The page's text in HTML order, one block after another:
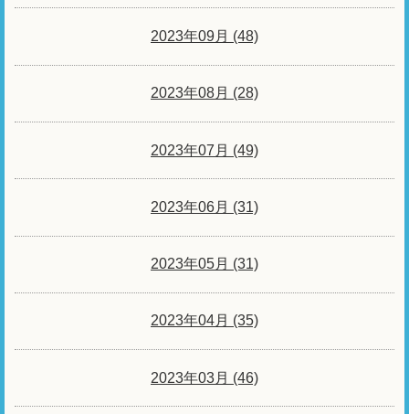
2023年09月 (48)
2023年08月 (28)
2023年07月 (49)
2023年06月 (31)
2023年05月 (31)
2023年04月 (35)
2023年03月 (46)